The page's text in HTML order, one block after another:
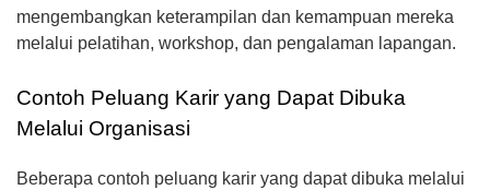
mengembangkan keterampilan dan kemampuan mereka
melalui pelatihan, workshop, dan pengalaman lapangan.
Contoh Peluang Karir yang Dapat Dibuka
Melalui Organisasi
Beberapa contoh peluang karir yang dapat dibuka melalui